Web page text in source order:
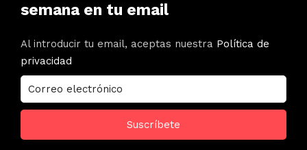
semana en tu email
Al introducir tu email, aceptas nuestra Política de
privacidad